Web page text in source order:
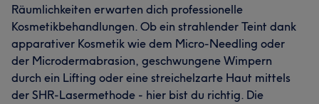
Räumlichkeiten erwarten dich professionelle
Kosmetikbehandlungen. Ob ein strahlender Teint dank
apparativer Kosmetik wie dem Micro-Needling oder
der Microdermabrasion, geschwungene Wimpern
durch ein Lifting oder eine streichelzarte Haut mittels
der SHR-Lasermethode - hier bist du richtig. Die